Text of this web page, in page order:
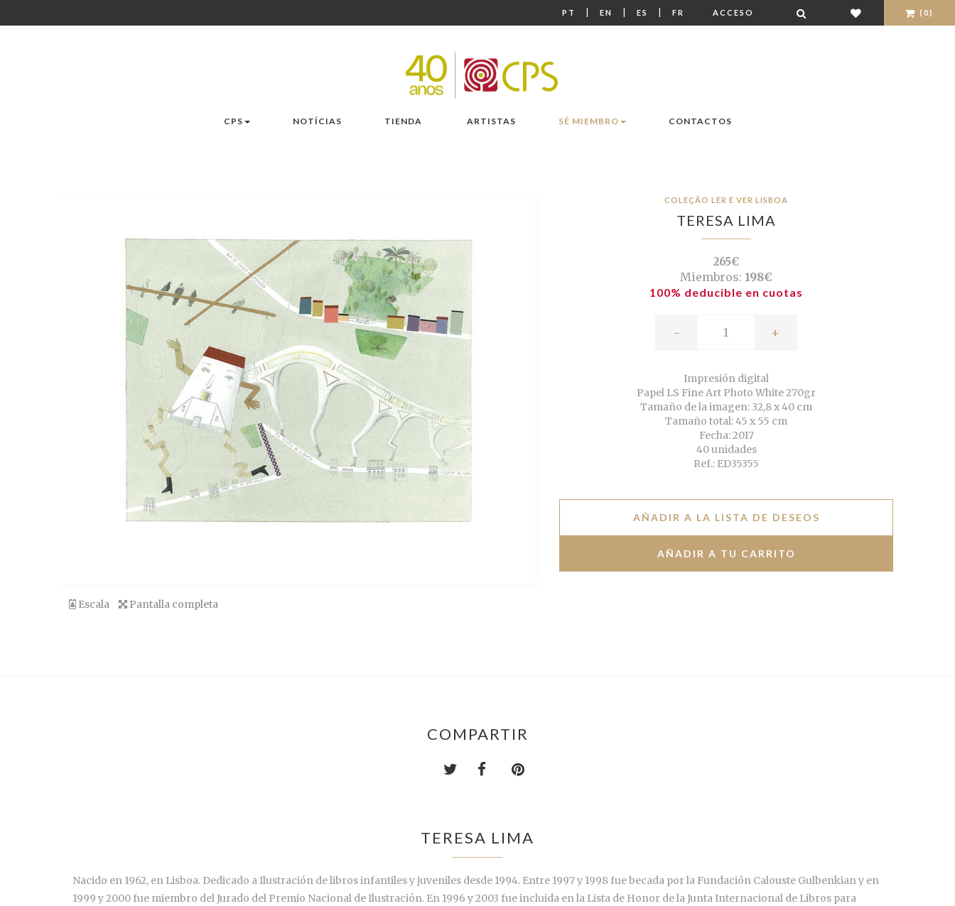
PT | EN | ES | FR ACCESO (0)
CPS NOTÍCIAS TIENDA ARTISTAS SÉ MIEMBRO CONTACTOS
Escala Pantalla completa
COLEÇÃO LER E VER LISBOA
TERESA LIMA
265€
Miembros: 198€
100% deducible en cuotas
- +
Impresión digital
Papel LS Fine Art Photo White 270gr
Tamaño de la imagen: 32,8 x 40 cm
Tamaño total: 45 x 55 cm
Fecha: 2017
40 unidades
Ref.: ED35355
AÑADIR A LA LISTA DE DESEOS
COMPARTIR
TERESA LIMA
Nacido en 1962, en Lisboa. Dedicado a Ilustración de libros infantiles y juveniles desde 1994. Entre 1997 y 1998 fue becada por la Fundación Calouste Gulbenkian y en
1999 y 2000 fue miembro del Jurado del Premio Nacional de Ilustración. En 1996 y 2003 fue incluida en la Lista de Honor de la Junta Internacional de Libros para